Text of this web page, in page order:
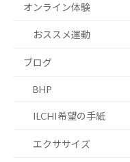
オンライン体験
おススメ運動
ブログ
BHP
ILCHI希望の手紙
エクササイズ